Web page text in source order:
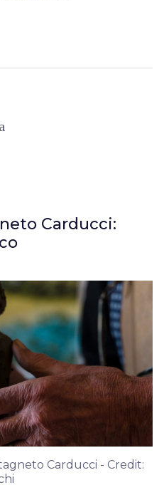
Carducci:
Carducci - Credit: